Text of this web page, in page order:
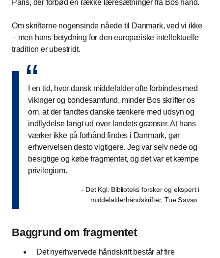
Paris, der forbød en række læresætninger fra Bos hånd.
Om skrifterne nogensinde nåede til Danmark, ved vi ikke
– men hans betydning for den europæiske intellektuelle
tradition er ubestridt.
“
I en tid, hvor dansk middelalder ofte forbindes med
vikinger og bondesamfund, minder Bos skrifter os
om, at der fandtes danske tænkere med udsyn og
indflydelse langt ud over landets grænser. At hans
værker ikke på forhånd findes i Danmark, gør
erhvervelsen desto vigtigere. Jeg var selv nede og
besigtige og købe fragmentet, og det var et kæmpe
privilegium.
- Det Kgl. Biblioteks forsker og ekspert i
middelalderhåndskrifter, Tue Søvsø.
“
Baggrund om fragmentet
Det nyerhvervede håndskrift består af fire